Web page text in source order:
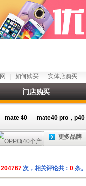
如何购买 实体店购买
门店购买
mate 40 mate40 pro，p40
更多品牌
204767 次，相关评论共： 0 条。